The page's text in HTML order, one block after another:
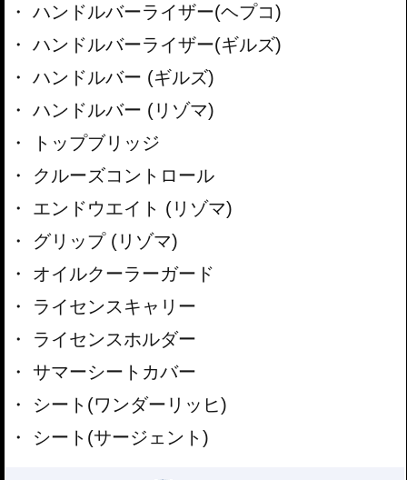
ハンドルバーライザー(ヘプコ)
ハンドルバーライザー(ギルズ)
ハンドルバー (ギルズ)
ハンドルバー (リゾマ)
トップブリッジ
クルーズコントロール
エンドウエイト (リゾマ)
グリップ (リゾマ)
オイルクーラーガード
ライセンスキャリー
ライセンスホルダー
サマーシートカバー
シート(ワンダーリッヒ)
シート(サージェント)